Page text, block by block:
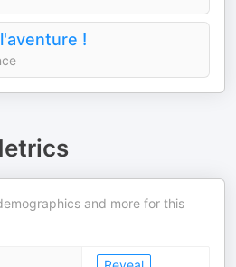
!
and more for this